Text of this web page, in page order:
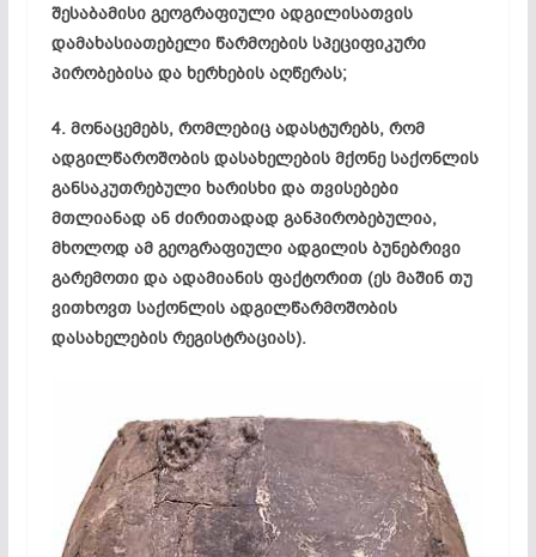
შესაბამისი გეოგრაფიული ადგილისათვის
დამახასიათებელი წარმოების სპეციფიკური
პირობებისა და ხერხების აღწერას;
4. მონაცემებს, რომლებიც ადასტურებს, რომ
ადგილწაროშობისდასახელების მქონე საქონლის
განსაკუთრებული ხარისხი და თვისებები
მთლიანად ან ძირითადად განპირობებულია,
მხოლოდ ამ გეოგრაფიული ადგილის ბუნებრივი
გარემოთი და ადამიანის ფაქტორით (ეს მაშინ თუ
ვითხოვთ საქონლის ადგილწარმოშობის
დასახელების რეგისტრაციას).